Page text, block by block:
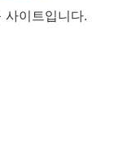
사이트입니다.